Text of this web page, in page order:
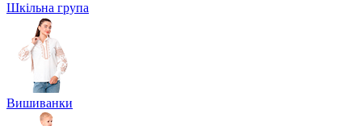
Шкільна група
Вишиванки